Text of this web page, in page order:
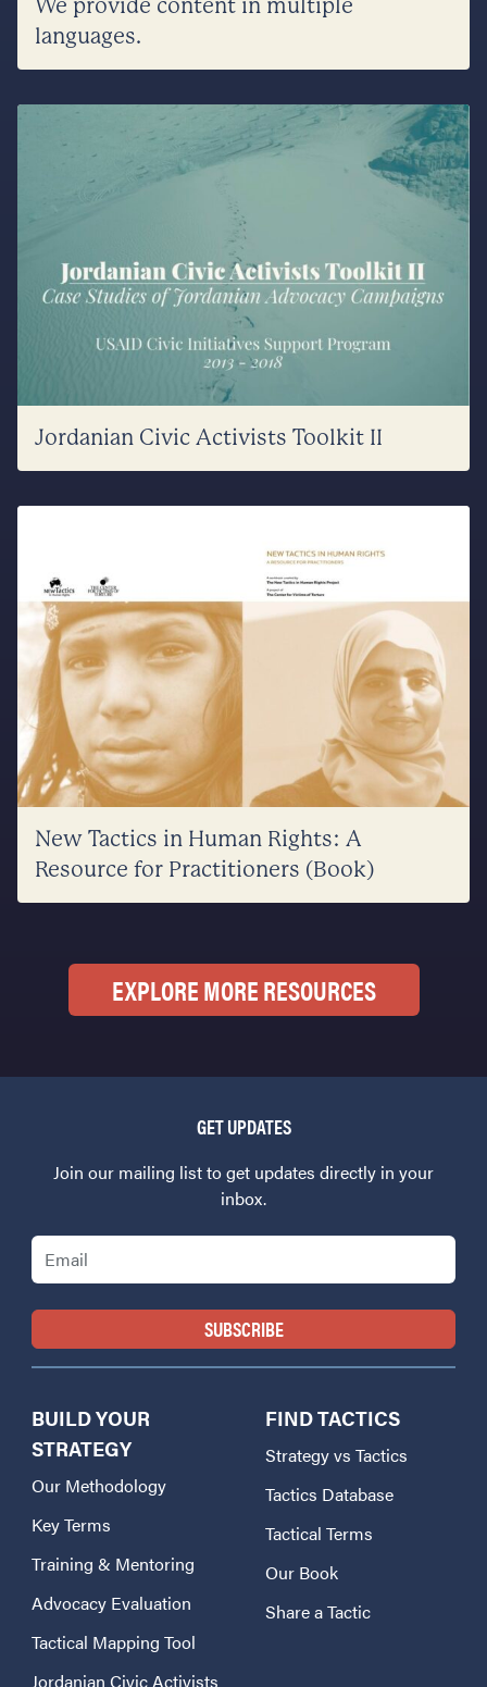
We provide content in multiple
languages.
Jordanian Civic Activists Toolkit II
New Tactics in Human Rights: A
Resource for Practitioners (Book)
EXPLORE MORE RESOURCES
GET UPDATES
Join our mailing list to get updates directly in your
inbox.
Email
BUILD YOUR
STRATEGY
Our Methodology
Key Terms
Training & Mentoring
Advocacy Evaluation
Tactical Mapping Tool
Jordanian Civic Activists
FIND TACTICS
Strategy vs Tactics
Tactics Database
Tactical Terms
Our Book
Share a Tactic